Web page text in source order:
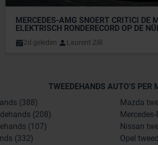
MERCEDES-AMG SNOERT CRITICI DE
ELEKTRISCH RONDERECORD OP DE
2d geleden Laurent Zilli
TWEEDEHANDS AUTO'S PER
(388)
(208)
(107)
(332)
Mazda
Nissan
Opel